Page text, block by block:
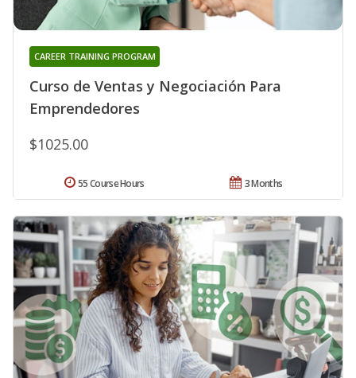
Curso de Ventas y Negociación Para
Emprendedores
CAREER TRAINING PROGRAM
$1025.00
3 Months
55 Course Hours